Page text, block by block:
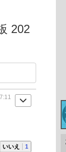
202
いいえ 1